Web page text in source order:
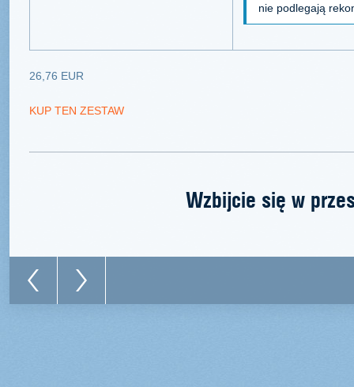
nie podlegają
26,76 EUR
KUP TEN ZESTAW
Wzbijcie się w